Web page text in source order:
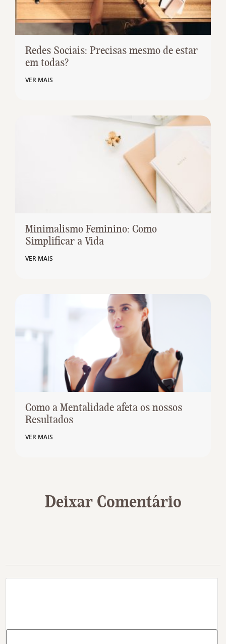
Redes Sociais: Precisas mesmo de estar
em todas?
VER MAIS
Minimalismo Feminino: Como
Simplificar a Vida
VER MAIS
Como a Mentalidade afeta os nossos
Resultados
VER MAIS
Deixar Comentário